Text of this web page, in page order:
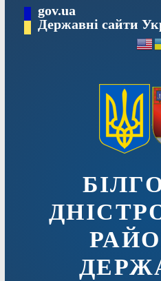
вмісту
gov.ua
Державні сайти